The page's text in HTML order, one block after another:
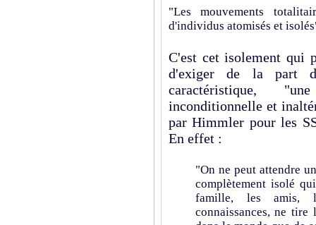
"Les mouvements
d'individus atomisés et
C'est cet isolement qui
d'exiger de la part
caractéristique,
inconditionnelle et
par Himmler pour les
En effet :
"On ne peut attendre
complètement isolé
famille, les amis,
connaissances, ne tire